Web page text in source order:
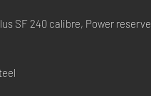
SF 240 calibre, Power reserve